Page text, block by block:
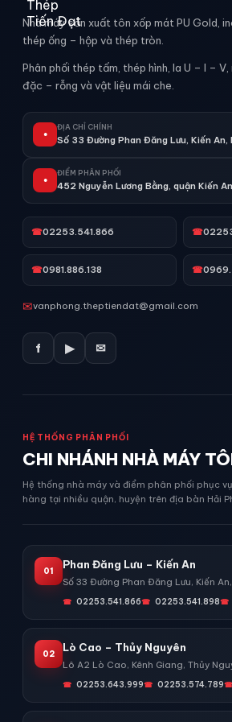
Nhà máy sản xuất tôn xốp mát PU Gold,
thép ống – hộp và thép tròn.
Phân phối thép tấm, thép hình, la U – I –
đặc – rỗng và vật liệu mái che.
●
ĐỊA CHỈ CHÍNH
Số 33 Đường Phan Đăng Lưu, Kiến An,
●
ĐIỂM PHÂN PHỐI
452 Nguyễn Lương Bằng, quận Kiến
☎02253.541.866 ☎
☎0981.886.138 ☎
✉vanphong.theptiendat@gmail.com
f ▶ ✉
HỆ THỐNG PHÂN PHỐI
CHI NHÁNH NHÀ MÁY
Hệ thống nhà máy và điểm phân phối phục
hàng tại nhiều quận, huyện trên địa bàn Hải
01
Phan Đăng Lưu – Kiến An
Số 33 Đường Phan Đăng Lưu, Kiến
02253.541.866 02253.541.898
02
Lò Cao – Thủy Nguyên
Lô A2 Lò Cao, Kênh Giang, Thủy
02253.643.999 02253.574.789